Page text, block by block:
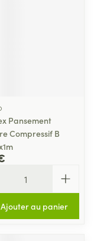
Pansement
Compressif B
Ajouter au panier